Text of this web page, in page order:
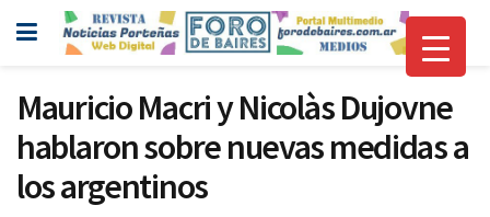
Mauricio Macri y Nicolàs Dujovne
hablaron sobre nuevas medidas a
los argentinos